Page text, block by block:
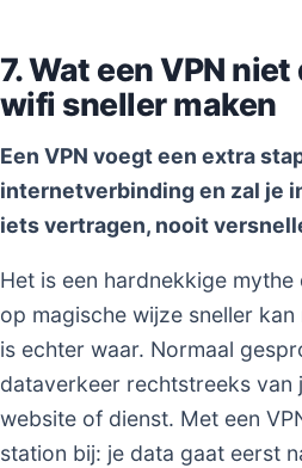
7. Wat een VPN
wifi sneller maken
Een VPN voegt een extra
internetverbinding en zal je
iets vertragen, nooit
Het is een hardnekkige
op magische wijze sneller
is echter waar. Normaal
dataverkeer rechtstreeks van
website of dienst. Met een
station bij: je data gaat eerst